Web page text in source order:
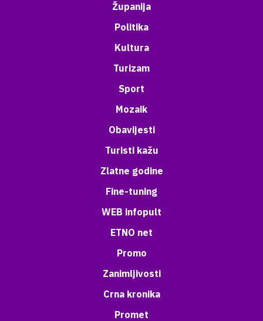
Županija
Politika
Kultura
Turizam
Sport
Mozaik
Obavijesti
Turisti kažu
Zlatne godine
Fine-tuning
WEB infopult
ETNO net
Promo
Zanimljivosti
Crna kronika
Promet